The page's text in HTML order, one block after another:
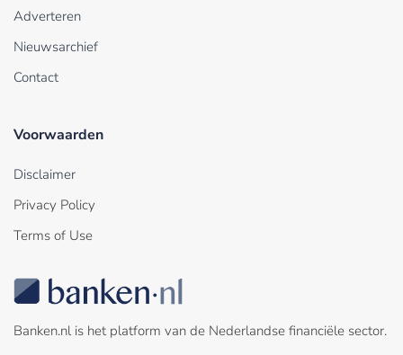
Adverteren
Nieuwsarchief
Contact
Voorwaarden
Disclaimer
Privacy Policy
Terms of Use
Banken.nl is het platform van de Nederlandse financiële sector.